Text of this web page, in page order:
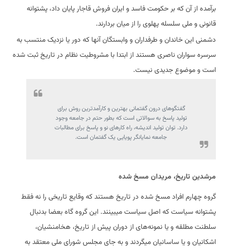
برآمده از آن که بر حکومت فاسد و ایران فروش قاجار پایان داد، پشتوانه
قانونی و ملی سلسله پهلوی را از میان بردارند.
دشمنی این خاندان و طرفداران و وابستگان آنها که دور یا نزدیک منتسب به
سرسره سواران ناصری هستند از ابتدا با مشروطیت نظام در تاریخ ثبت شده
است و موضوع جدیدی نیست.
گفتگوهای درون گفتمانی بهترین و کارآمدترین روش برای
تولید پاسخ به سوالاتی است که بطور حتم در جامعه وجود
دارد. توان تولید اندیشه، راه کارهای نو و پاسخ برای مطالبات
جامعه نمایانگر پویایی یک گفتمان است.
مرشدین تاریخ، مریدان مسخ شده
گروه چهارم افراد مسخ شده در تاریخ هستند که وقایع تاریخی را نه فقط
پشتوانه سیاست که اصل سیاست میبینند. این گروه گاه بعضا بدنبال
سلطنت مطلقه و یا نمونه‌های از دوران پیش از تاریخ، هخامنشیان،
اشکانیان و یا ساسانیان میگردند و به جای مجلس شورای ملی معتقد به